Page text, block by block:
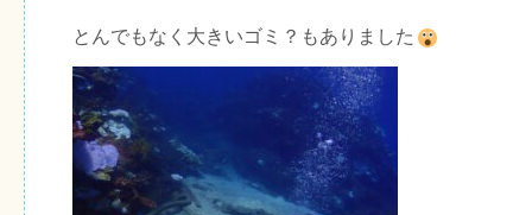
とんでもなく大きいゴミ？もありました